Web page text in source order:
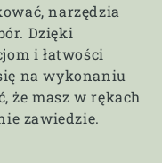
narzędzia
Dzięki
i łatwości
na wykonaniu
że masz w rękach
zawiedzie.